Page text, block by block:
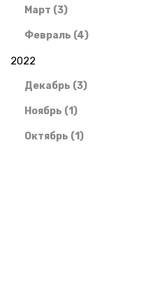
Март (3)
Февраль (4)
2022
Декабрь (3)
Ноябрь (1)
Октябрь (1)